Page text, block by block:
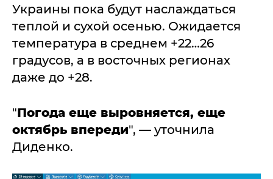
Украины пока будут наслаждаться
теплой и сухой осенью. Ожидается
температура в среднем +22…26
градусов, а в восточных регионах
даже до +28.
"Погода еще выровняется, еще
октябрь впереди", — уточнила
Диденко.